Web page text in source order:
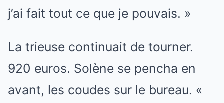
j’ai fait tout ce que je pouvais. »
La trieuse continuait de tourner.
920 euros. Solène se pencha en
avant, les coudes sur le bureau. «